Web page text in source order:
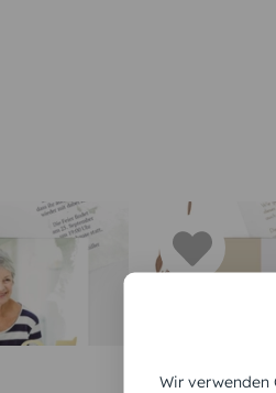
FOTOKARTEN
Wir verwenden